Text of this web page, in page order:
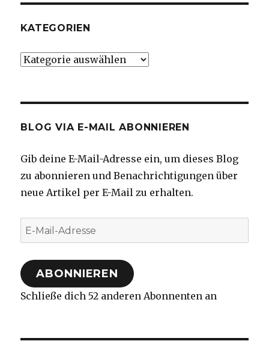
KATEGORIEN
Kategorien
BLOG VIA E-MAIL ABONNIEREN
Gib deine E-Mail-Adresse ein, um dieses Blog
zu abonnieren und Benachrichtigungen über
neue Artikel per E-Mail zu erhalten.
E-
Mail-
Adresse
ABONNIEREN
Schließe dich 52 anderen Abonnenten an